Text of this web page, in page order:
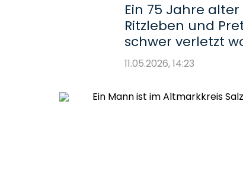
Ein 75 Jahre
Ritzleben und
schwer verletzt
11.05.2026, 14:23